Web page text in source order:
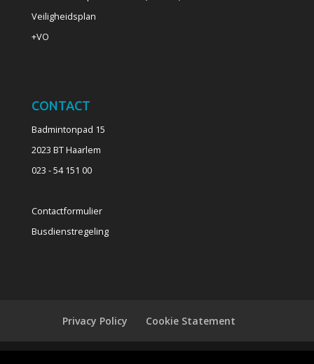
Veiligheidsplan
+VO
CONTACT
Badmintonpad 15
2023 BT Haarlem
023 - 54 151 00
Contactformulier
Busdienstregeling
Privacy Policy Cookie Statement